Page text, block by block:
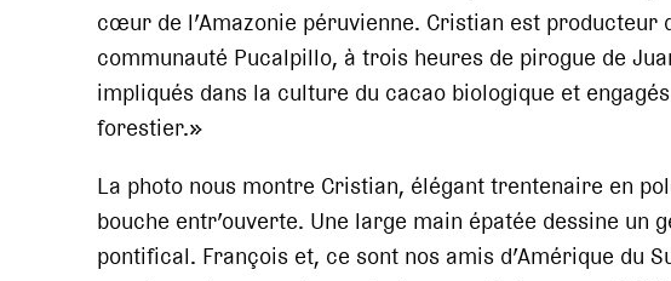
cœur de l’Amazonie péruvienne. Cristian est producteur
communauté Pucalpillo, à trois heures de pirogue de
impliqués dans la culture du cacao biologique et
forestier.»
La photo nous montre Cristian, élégant trentenaire en
bouche entr’ouverte. Une large main épatée dessine un
pontifical. François et, ce sont nos amis d’Amérique du